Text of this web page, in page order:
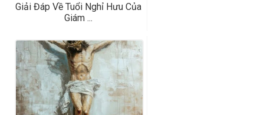
Giải Đáp Về Tuổi Nghỉ Hưu Của
Giám ...